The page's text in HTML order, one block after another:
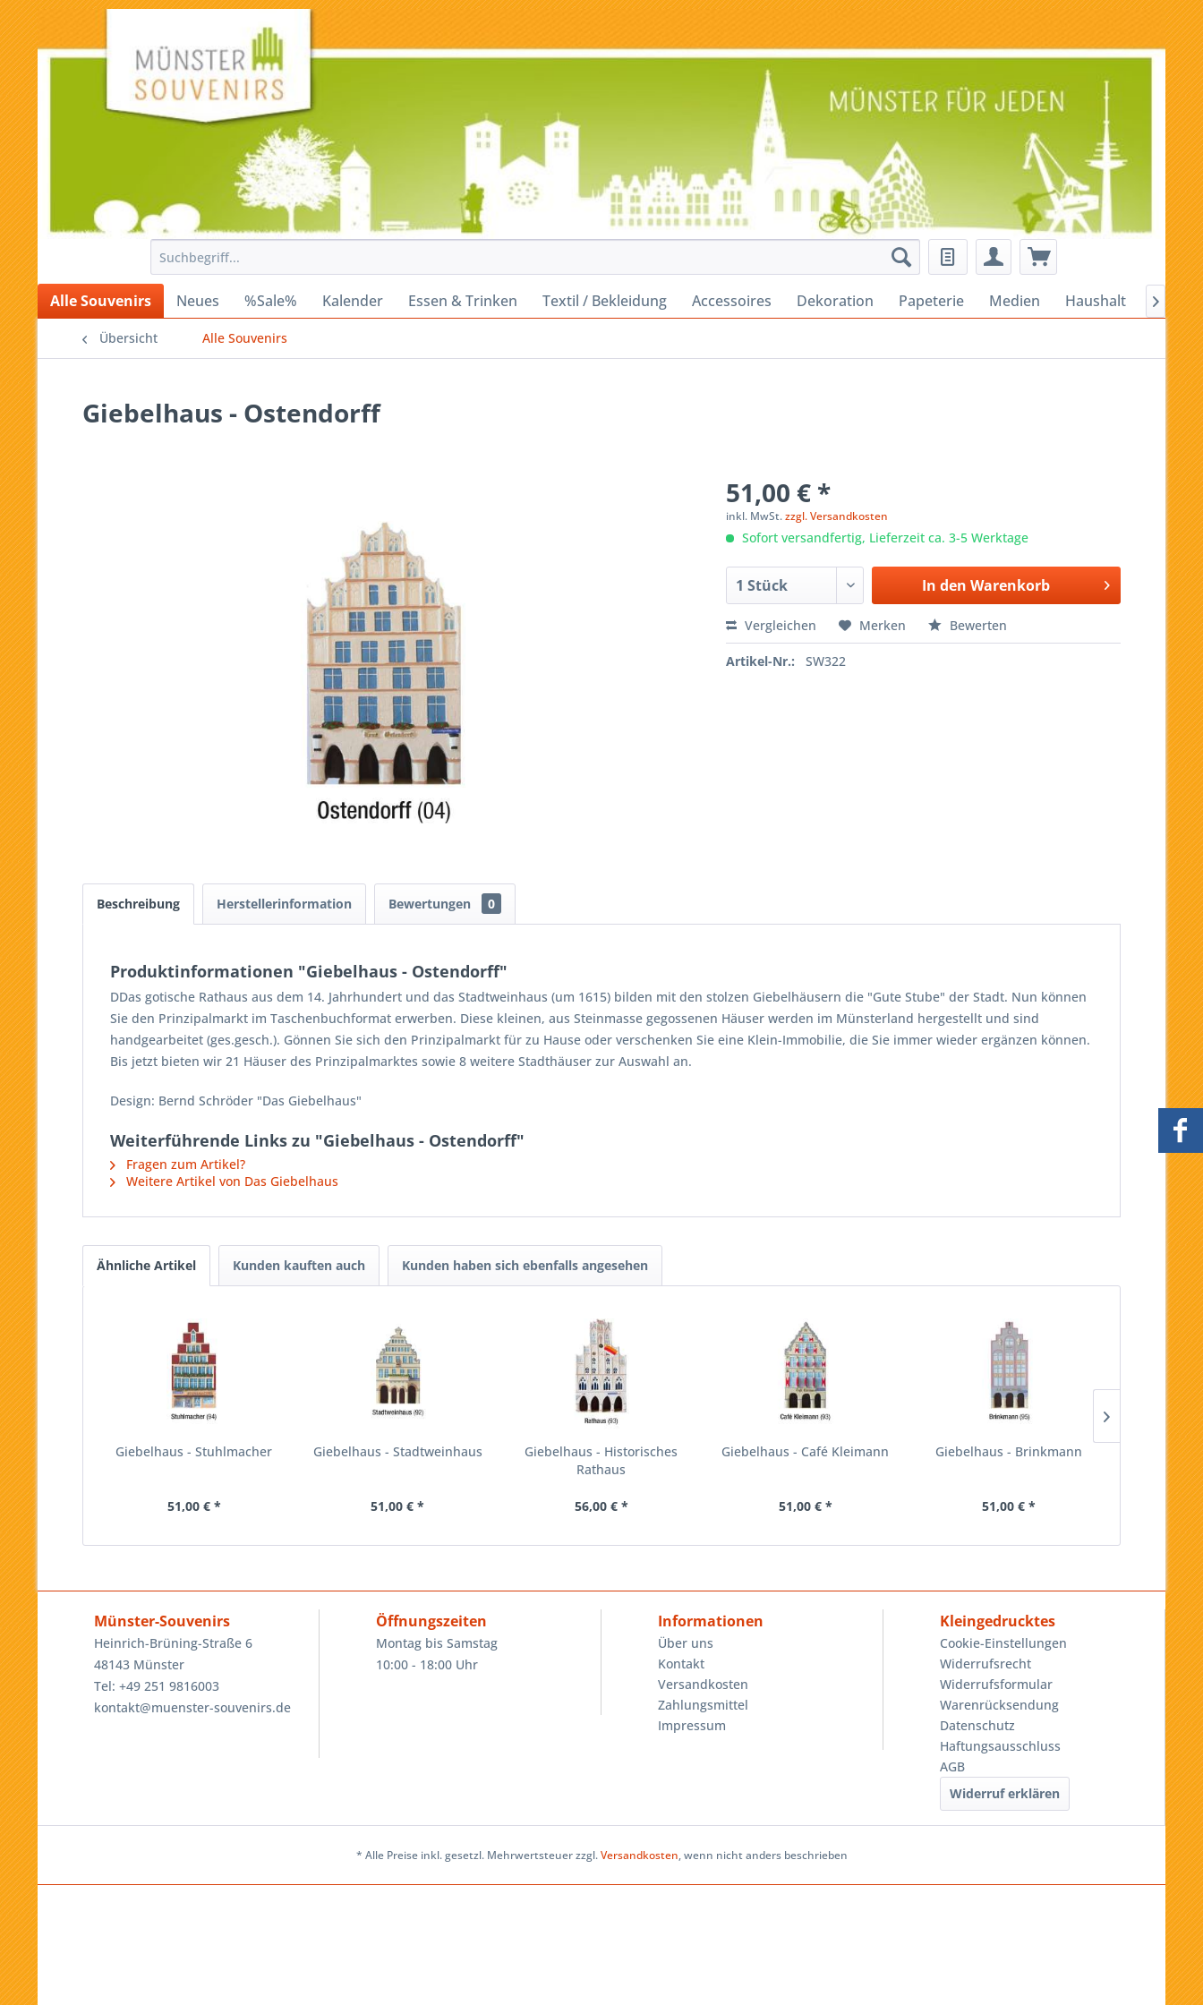
Alle Souvenirs Neues %Sale% Kalender Essen & Trinken Textil / Bekleidung Accessoires Dekoration Papeterie Medien Haushalt Alles

Übersicht Alle Souvenirs
Giebelhaus - Ostendorff
51,00 € *
inkl. MwSt.zzgl. Versandkosten
Sofort versandfertig, Lieferzeit ca. 3-5 Werktage
In den Warenkorb
Vergleichen Merken Bewerten
Artikel-Nr.: SW322
Beschreibung Herstellerinformation Bewertungen 0
Produktinformationen "Giebelhaus - Ostendorff"
DDas gotische Rathaus aus dem 14. Jahrhundert und das Stadtweinhaus (um 1615) bilden mit den stolzen Giebelhäusern die "Gute Stube" der Stadt. Nun können
Sie den Prinzipalmarkt im Taschenbuchformat erwerben. Diese kleinen, aus Steinmasse gegossenen Häuser werden im Münsterland hergestellt und sind
handgearbeitet (ges.gesch.). Gönnen Sie sich den Prinzipalmarkt für zu Hause oder verschenken Sie eine Klein-Immobilie, die Sie immer wieder ergänzen können.
Bis jetzt bieten wir 21 Häuser des Prinzipalmarktes sowie 8 weitere Stadthäuser zur Auswahl an.
Design: Bernd Schröder "Das Giebelhaus"
Weiterführende Links zu "Giebelhaus - Ostendorff"
Fragen zum Artikel?
Weitere Artikel von Das Giebelhaus
Ähnliche Artikel Kunden kauften auch Kunden haben sich ebenfalls angesehen
Giebelhaus - Stuhlmacher
51,00 € *
Giebelhaus - Stadtweinhaus
51,00 € *
Giebelhaus - Historisches
Rathaus
56,00 € *
Giebelhaus - Café Kleimann
51,00 € *
Giebelhaus - Brinkmann
51,00 € *
Münster-Souvenirs
Heinrich-Brüning-Straße 6
48143 Münster
Tel: +49 251 9816003
kontakt@muenster-souvenirs.de
Öffnungszeiten
Montag bis Samstag
10:00 - 18:00 Uhr
Informationen
Über uns
Kontakt
Versandkosten
Zahlungsmittel
Impressum
Kleingedrucktes
Cookie-Einstellungen
Widerrufsrecht
Widerrufsformular
Warenrücksendung
Datenschutz
Haftungsausschluss
AGB
Widerruf erklären
* Alle Preise inkl. gesetzl. Mehrwertsteuer zzgl.Versandkosten, wenn nicht anders beschrieben